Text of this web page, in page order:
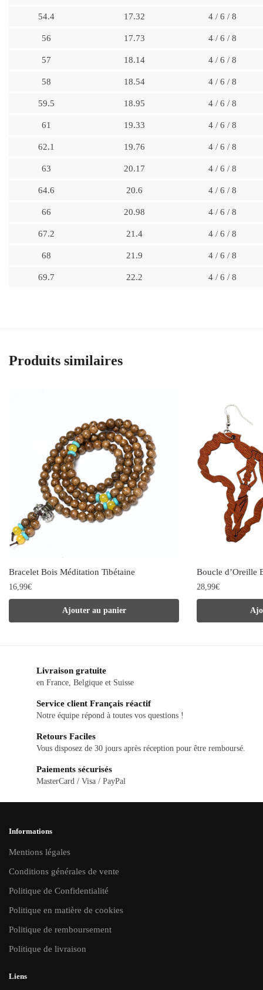
54.4 17.32 4 / 6 / 8
56 17.73 4 / 6 / 8
57 18.14 4 / 6 / 8
58 18.54 4 / 6 / 8
59.5 18.95 4 / 6 / 8
61 19.33 4 / 6 / 8
62.1 19.76 4 / 6 / 8
63 20.17 4 / 6 / 8
64.6 20.6 4 / 6 / 8
66 20.98 4 / 6 / 8
67.2 21.4 4 / 6 / 8
68 21.9 4 / 6 / 8
69.7 22.2 4 / 6 / 8
Produits similaires
Bracelet Bois Méditation Tibétaine
16,99€
Ajouter au panier
Boucle d’Oreille
28,99€
Livraison gratuite
en France, Belgique et Suisse
Service client Français réactif
Notre équipe répond à toutes vos questions !
Retours Faciles
Vous disposez de 30 jours après réception pour être remboursé.
Paiements sécurisés
MasterCard / Visa / PayPal
Informations
Mentions légales
Conditions générales de vente
Politique de Confidentialité
Politique en matière de cookies
Politique de remboursement
Politique de livraison
Liens